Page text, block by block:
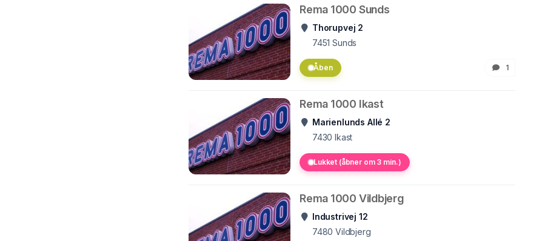
Rema 1000 Sunds
Thorupvej 2
7451 Sunds
Åben 1
Rema 1000 Ikast
Marienlunds Allé 2
7430 Ikast
Lukket (åbner om 3 min.)
Rema 1000 Vildbjerg
Industrivej 12
7480 Vildbjerg